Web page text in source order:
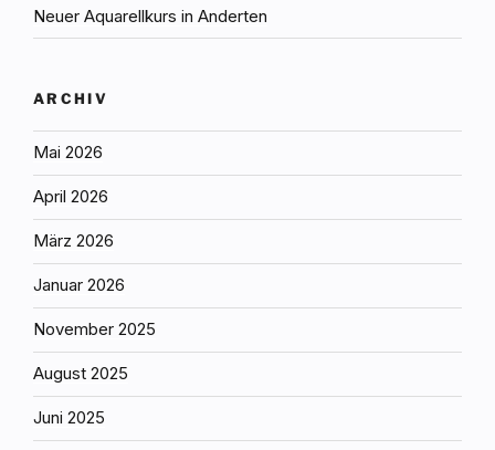
Neuer Aquarellkurs in Anderten
ARCHIV
Mai 2026
April 2026
März 2026
Januar 2026
November 2025
August 2025
Juni 2025